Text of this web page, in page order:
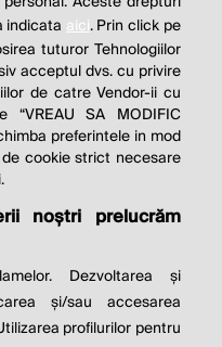
rezervate.
1616.ro
Politica de
Setări cookies
indicata aici. Prin click pe
tuturor Tehnologiilor
acceptul dvs. cu privire
de catre Vendor-ii cu
SA MODIFIC
preferintele in mod
cookie strict necesare
noștri prelucrăm
Dezvoltarea și
și/sau accesarea
profilurilor pentru